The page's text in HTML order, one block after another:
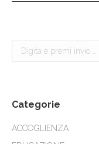
Cerca:
Categorie
ACCOGLIENZA